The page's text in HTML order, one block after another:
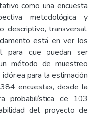
como una encuesta
metodológica y
descriptivo, transversal,
está en ver los
para que puedan ser
método de muestreo
para la estimación
encuestas, desde la
probabilística de 103
del proyecto de